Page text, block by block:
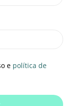
e política de